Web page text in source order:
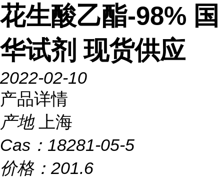
花生酸乙酯-98% 国
华试剂 现货供应
2022-02-10
产品详情
产地
上海
Cas： 18281-05-5
价格： 201.6